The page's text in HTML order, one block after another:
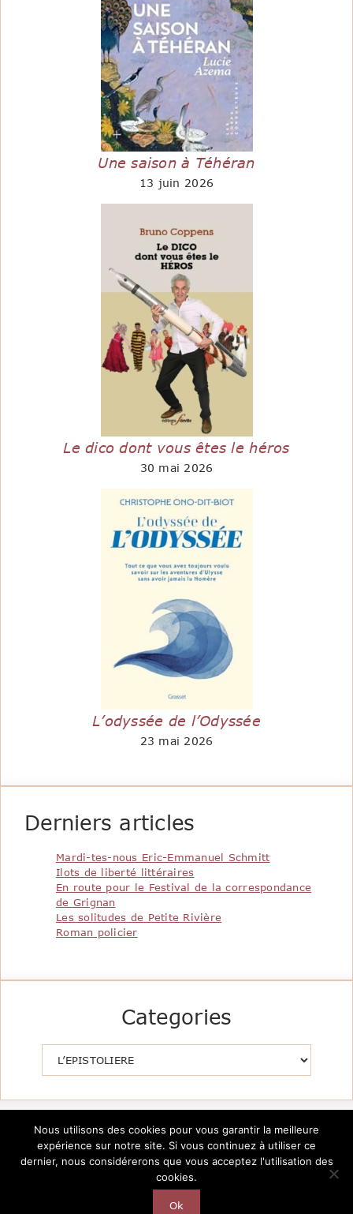
Une saison à Téhéran
13 juin 2026
Le dico dont vous êtes le héros
30 mai 2026
L’odyssée de l’Odyssée
23 mai 2026
Derniers articles
Mardi-tes-nous Eric-Emmanuel Schmitt
Ilots de liberté littéraires
En route pour le Festival de la correspondance
de Grignan
Les solitudes de Petite Rivière
Roman policier
Categories
Copyright @2026 Le Pavillon de la Littérature -
CréationAutarTICa
Nous utilisons des cookies pour vous garantir la meilleure
expérience sur notre site. Si vous continuez à utiliser ce
dernier, nous considérerons que vous acceptez l'utilisation des
cookies.
Ok